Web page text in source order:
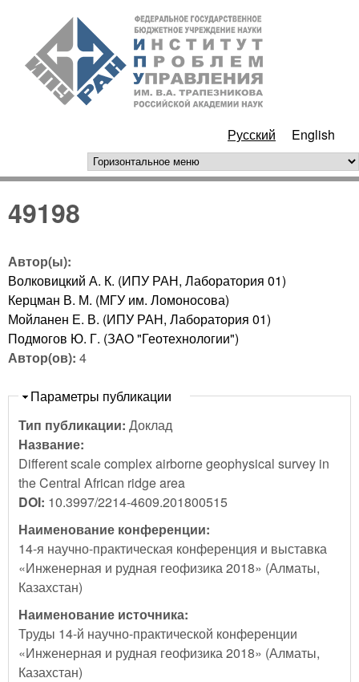
Перейти к основному
содержанию
РАН
Русский English
горизонтальное меню
49198
Автор(ы):
Волковицкий А. К. (ИПУ РАН, Лаборатория 01)
Керцман В. М. (МГУ им. Ломоносова)
Мойланен Е. В. (ИПУ РАН, Лаборатория 01)
Подмогов Ю. Г. (ЗАО "Геотехнологии")
Автор(ов): 4
Скрыть
Параметры публикации
Тип публикации: Доклад
Название:
Different scale complex airborne geophysical survey in
the Central African ridge area
DOI: 10.3997/2214-4609.201800515
Наименование конференции:
14-я научно-практическая конференция и выставка
«Инженерная и рудная геофизика 2018» (Алматы,
Казахстан)
Наименование источника:
Труды 14-й научно-практической конференции
«Инженерная и рудная геофизика 2018» (Алматы,
Казахстан)